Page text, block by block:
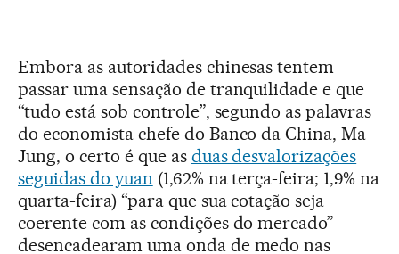
Embora as autoridades chinesas tentem
passar uma sensação de tranquilidade e que
“tudo está sob controle”, segundo as palavras
do economista chefe do Banco da China, Ma
Jung, o certo é que as duas desvalorizações
seguidas do yuan (1,62% na terça-feira; 1,9% na
quarta-feira) “para que sua cotação seja
coerente com as condições do mercado”
desencadearam uma onda de medo nas